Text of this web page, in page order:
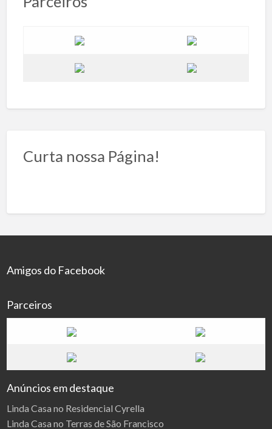
Curta nossa Página!
Amigos do Facebook
Parceiros
Anúncios em destaque
Linda Casa no Residencial Cyrella
Linda Casa no Terras de São Francisco